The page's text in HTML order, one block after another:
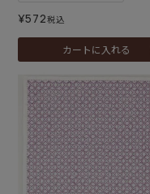
¥572税込
カートに入れる